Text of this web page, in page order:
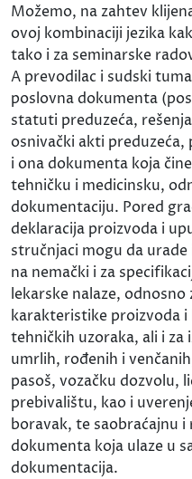
Možemo, na zahtev
ovoj kombinaciji jezika
tako i za seminarske
A prevodilac i sudski
poslovna dokumenta
statuti preduzeća,
osnivački akti
i ona dokumenta koja
tehničku i medicinsku,
dokumentaciju. Pored
deklaracija proizvoda i
stručnjaci mogu da
na nemački i za
lekarske nalaze,
karakteristike proizvoda
tehničkih uzoraka, ali i za
umrlih, rođenih i
pasoš, vozačku dozvolu,
prebivalištu, kao i
boravak, te saobraćajnu
dokumenta koja ulaze u
dokumentacija.